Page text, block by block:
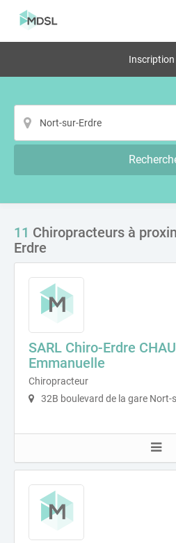
Inscription
11 Chiropracteurs à
Erdre
SARL Chiro-Erdre
Emmanuelle
Chiropracteur
32B boulevard de la gare Nort-